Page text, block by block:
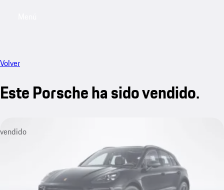
Volver
Este Porsche ha sido vendido.
vendido